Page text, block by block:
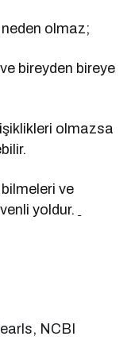
neden olmaz;
bireyden bireye
olmazsa
bilmeleri ve
yoldur.
NCBI